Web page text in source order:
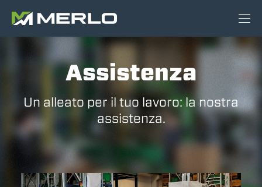
Assistenza
Un alleato per il tuo lavoro: la nostra
assistenza.